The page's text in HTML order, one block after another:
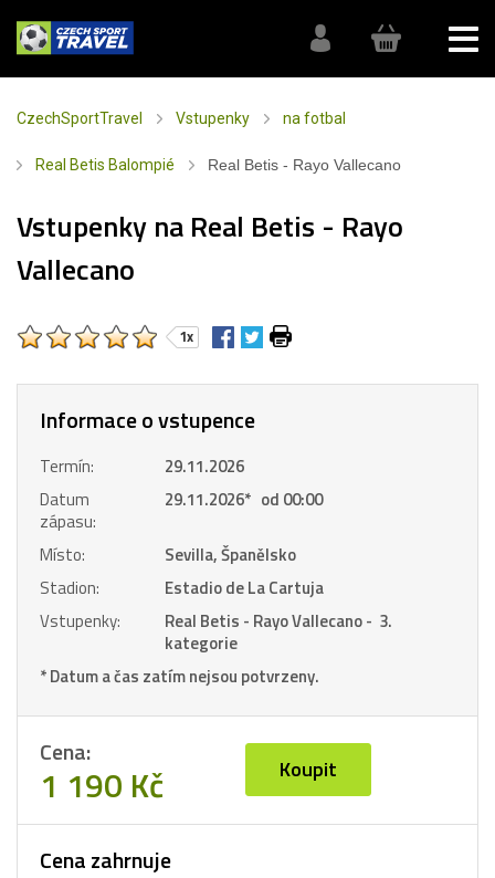
CzechSportTravel Vstupenky na fotbal
Real Betis Balompié Real Betis - Rayo Vallecano
Vstupenky na Real Betis - Rayo
Vallecano
1x
Informace o vstupence
Termín:
29.11.2026
Datum
zápasu:
29.11.2026* od 00:00
Místo:
Sevilla, Španělsko
Stadion:
Estadio de La Cartuja
Vstupenky:
Real Betis - Rayo Vallecano - 3.
kategorie
* Datum a čas zatím nejsou potvrzeny.
Cena:
1 190 Kč Koupit
Cena zahrnuje